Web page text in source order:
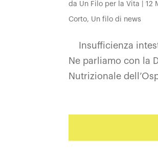
da Un Filo per la Vita |12
Corto, Un filo di news
Insufficienza
Ne parliamo con la
Nutrizionale